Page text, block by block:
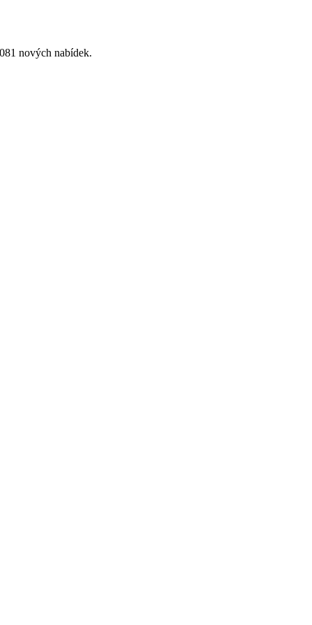
nových nabídek.